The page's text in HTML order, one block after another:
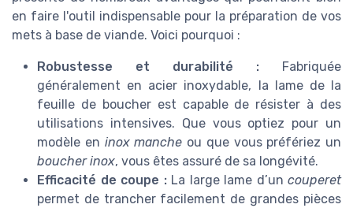
en faire l'outil indispensable pour la préparation de vos
mets à base de viande. Voici pourquoi :
Robustesse et durabilité : Fabriquée
généralement en acier inoxydable, la lame de la
feuille de boucher est capable de résister à des
utilisations intensives. Que vous optiez pour un
modèle en inox manche ou que vous préfériez un
boucher inox, vous êtes assuré de sa longévité.
Efficacité de coupe :La large lame d’un couperet
permet de trancher facilement de grandes pièces